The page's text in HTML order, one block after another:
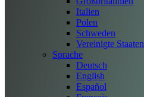
Italien
Polen
Schweden
Vereinigte Staaten
Sprache
Deutsch
English
Español